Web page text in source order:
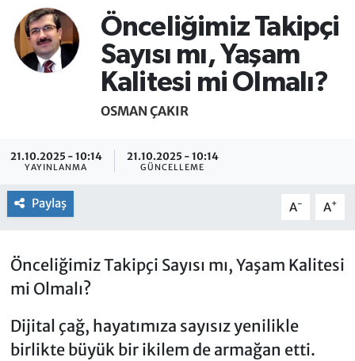
Önceliğimiz Takipçi
Sayısı mı, Yaşam
Kalitesi mi Olmalı?
OSMAN ÇAKIR
21.10.2025 - 10:14
YAYINLANMA
21.10.2025 - 10:14
GÜNCELLEME
Paylaş A- A+
Önceliğimiz Takipçi Sayısı mı, Yaşam Kalitesi
mi Olmalı?
Dijital çağ, hayatımıza sayısız yenilikle
birlikte büyük bir ikilem de armağan etti.
Sinop Trafik Yoğunluk Haritası
Süper Lig Puan Durumu ve Fikstür
Tüm Manşetler
Haber Arşivi